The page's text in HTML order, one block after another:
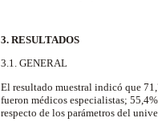
3. RESULTADOS
3.1. GENERAL
El resultado muestral indicó que
fueron médicos especialistas;
respecto de los parámetros del